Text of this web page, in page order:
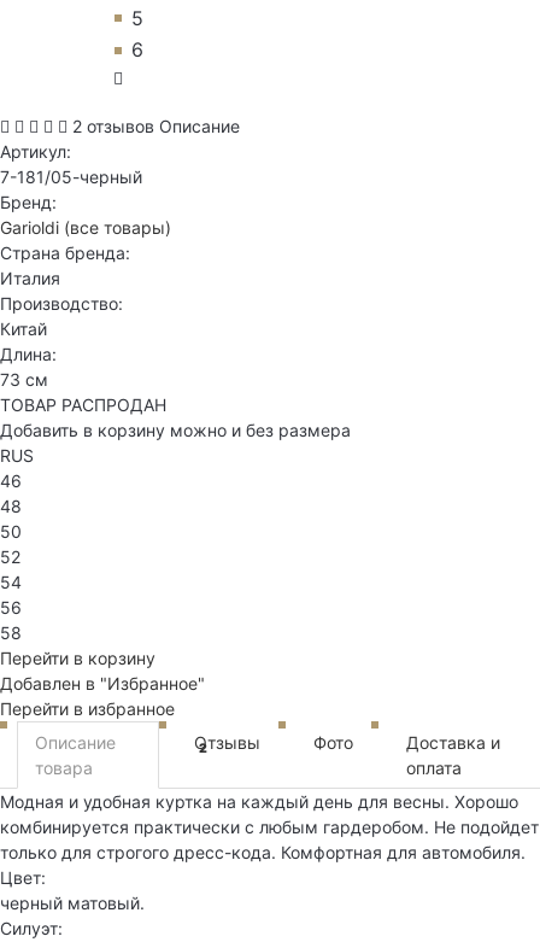
5
6
2 отзывов Описание
Артикул:
7-181/05-черный
Бренд:
Garioldi (все товары)
Страна бренда:
Италия
Производство:
Китай
Длина:
73 см
ТОВАР РАСПРОДАН
Добавить в корзину можно и без размера
RUS
46
48
50
52
54
56
58
Перейти в корзину
Добавлен в "Избранное"
Перейти в избранное
Описание
товара
Отзывы
2 Фото
Доставка и
оплата
Модная и удобная куртка на каждый день для весны. Хорошо
комбинируется практически с любым гардеробом. Не подойдет
только для строгого дресс-кода. Комфортная для автомобиля.
Цвет:
черный матовый.
Силуэт: